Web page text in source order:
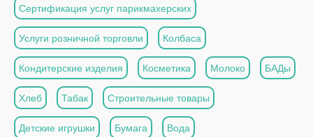
Сертификация услуг парикмахерских
Услуги розничной торговли Колбаса
Кондитерские изделия Косметика Молоко БАДы
Хлеб Табак Строительные товары
Детские игрушки Бумага Вода